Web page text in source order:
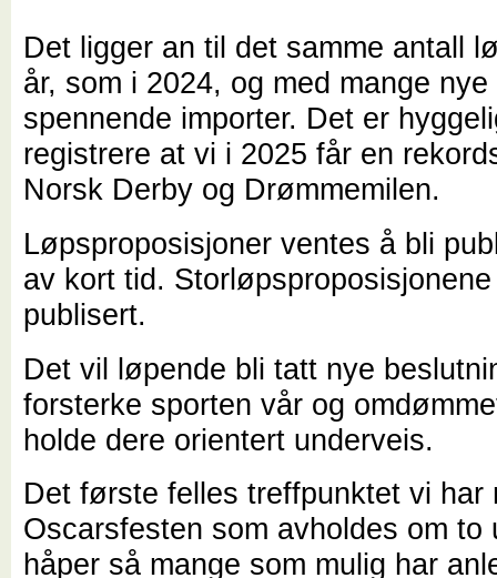
Det ligger an til det samme antall
år, som i 2024, og med mange nye
spennende importer. Det er
registrere at vi i 2025 får en
Norsk Derby og Drømmemilen.
Løpsproposisjoner ventes å bli
av kort tid.
publisert.
Det vil løpende bli tatt nye
forsterke sporten vår og
holde dere orientert underveis.
Det første felles treffpunktet vi har
Oscarsfesten som avholdes om to
håper så mange som mulig har